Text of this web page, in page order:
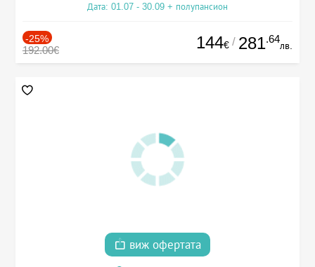
Дата: 01.07 - 30.09 + полупансион
-25%
192.00€ 144€ / 281.64
лв.
виж офертата